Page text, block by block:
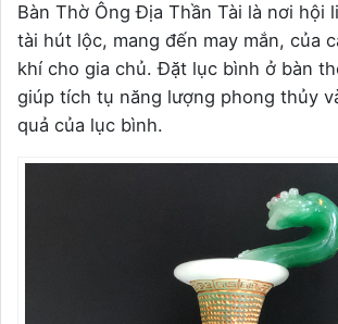
Bàn Thờ Ông Địa Thần Tài là nơi hội
tài hút lộc, mang đến may mắn, của
khí cho gia chủ. Đặt lục bình ở bàn
giúp tích tụ năng lượng phong thủy
quả của lục bình.